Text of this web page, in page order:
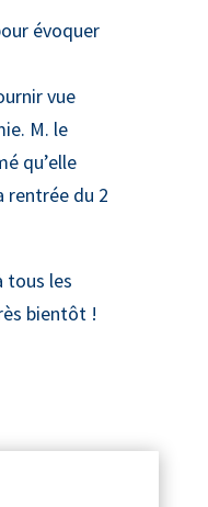
évoquer
vue
M. le
qu’elle
rentrée du 2
tous les
bientôt !